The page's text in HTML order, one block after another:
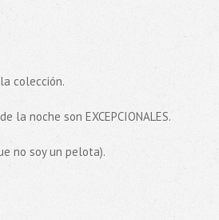
colección.
la noche son EXCEPCIONALES.
no soy un pelota).